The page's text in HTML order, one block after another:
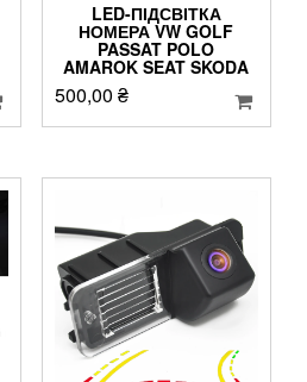
LED-ПІДСВІТКА
НОМЕРА VW GOLF
PASSAT POLO
AMAROK SEAT SKODA
500,00 ₴